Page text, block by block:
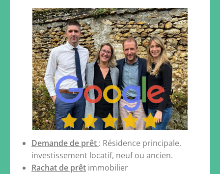
Demande de prêt : Résidence principale,
investissement locatif, neuf ou ancien.
Rachat de prêt immobilier